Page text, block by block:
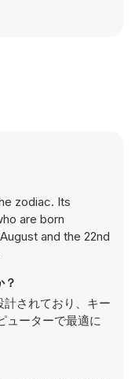
zodiac. Its
are born
and the 22nd
されており、キー
ューターで最適に